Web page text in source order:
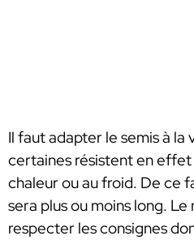
Il faut adapter le semis à
certaines résistent en effet
chaleur ou au froid. De ce
sera plus ou moins long.
respecter les consignes